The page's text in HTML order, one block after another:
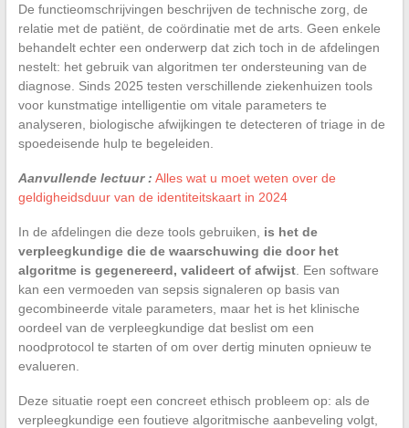
De functieomschrijvingen beschrijven de technische zorg, de
relatie met de patiënt, de coördinatie met de arts. Geen enkele
behandelt echter een onderwerp dat zich toch in de afdelingen
nestelt: het gebruik van algoritmen ter ondersteuning van de
diagnose. Sinds 2025 testen verschillende ziekenhuizen tools
voor kunstmatige intelligentie om vitale parameters te
analyseren, biologische afwijkingen te detecteren of triage in de
spoedeisende hulp te begeleiden.
Aanvullende lectuur : Alles wat u moet weten over de
geldigheidsduur van de identiteitskaart in 2024
In de afdelingen die deze tools gebruiken, is het de
verpleegkundige die de waarschuwing die door het
algoritme is gegenereerd, valideert of afwijst. Een software
kan een vermoeden van sepsis signaleren op basis van
gecombineerde vitale parameters, maar het is het klinische
oordeel van de verpleegkundige dat beslist om een
noodprotocol te starten of om over dertig minuten opnieuw te
evalueren.
Deze situatie roept een concreet ethisch probleem op: als de
verpleegkundige een foutieve algoritmische aanbeveling volgt,